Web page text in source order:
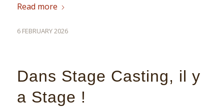
Read more
6 FEBRUARY 2026
Dans Stage Casting, il y
a Stage !